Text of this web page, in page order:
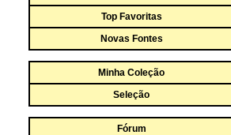
Top Favoritas
Novas Fontes
Minha Coleção
Seleção
Fórum